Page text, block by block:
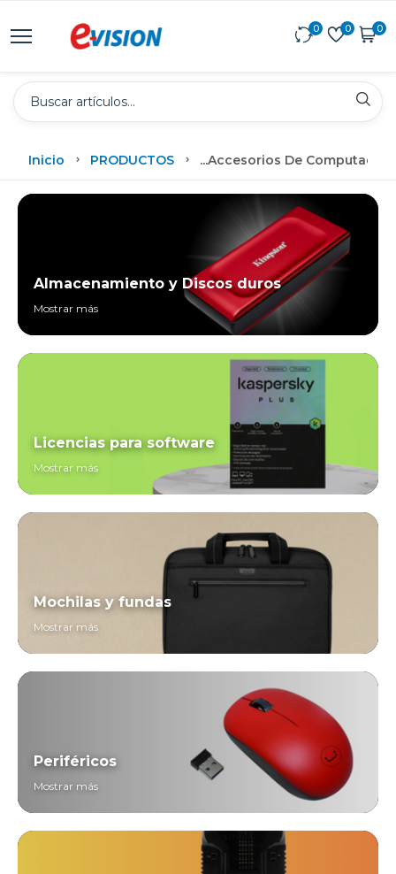
0 0 0
Inicio PRODUCTOS ...Accesorios De
Almacenamiento y Discos duros
Mostrar más
Licencias para software
Mostrar más
Mochilas y fundas
Mostrar más
Periféricos
Mostrar más